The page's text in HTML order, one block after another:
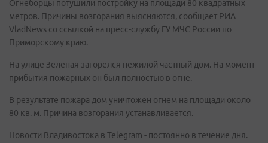
Огнеборцы потушили постройку на площади 80 квадратных
метров. Причины возгорания выясняются, сообщает РИА
VladNews со ссылкой на пресс-службу ГУ МЧС России по
Приморскому краю.
На улице Зеленая загорелся нежилой частный дом. На момент
прибытия пожарных он был полностью в огне.
В результате пожара дом уничтожен огнем на площади около
80 кв. м. Причина возгорания устанавливается.
Новости Владивостока в Telegram - постоянно в течение дня.